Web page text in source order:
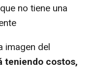
no tiene una
imagen del
teniendo costos,